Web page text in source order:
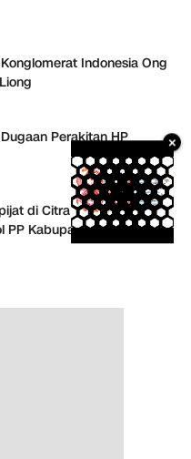
Indonesia Ong
Perakitan HP
di Citra Raya terus
Kabupaten Tangerang
×